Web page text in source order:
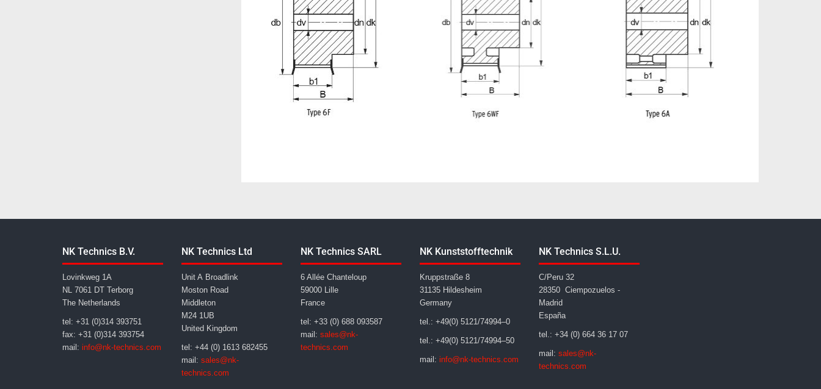
NK Technics B.V.
Lovinkweg 1A
NL 7061 DT Terborg
The Netherlands
tel: +31 (0)314 393751
fax: +31 (0)314 393754
mail: info@nk-technics.com
NK Technics Ltd
Unit A Broadlink
Moston Road
Middleton
M24 1UB
United Kingdom
tel: +44 (0) 1613 682455
mail: sales@nk-
technics.com
NK Technics SARL
6 Allée Chanteloup
59000 Lille
France
tel: +33 (0) 688 093587
mail: sales@nk-
technics.com
NK Kunststofftechnik
Kruppstraße 8
31135 Hildesheim
Germany
tel.: +49(0) 5121/74994–0
tel.: +49(0) 5121/74994–50
mail: info@nk-technics.com
NK Technics S.L.U.
C/Peru 32
28350 Ciempozuelos -
Madrid
España
tel.: +34 (0) 664 36 17 07
mail: sales@nk-
technics.com